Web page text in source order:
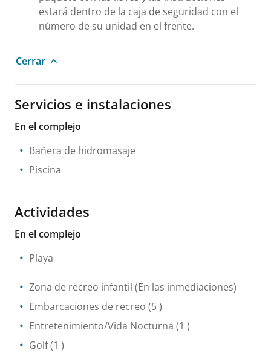
estará dentro de la caja de seguridad con el
número de su unidad en el frente.
Cerrar
Servicios e instalaciones
En el complejo
Bañera de hidromasaje
Piscina
Actividades
En el complejo
Playa
Zona de recreo infantil (En las inmediaciones)
Embarcaciones de recreo (5 )
Entretenimiento/Vida Nocturna (1 )
Golf(1 )